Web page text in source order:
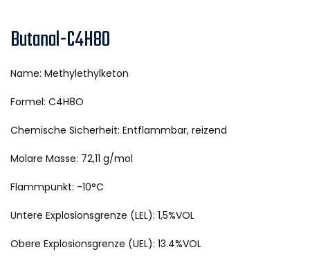
Butanal-C4H8O
Name: Methylethylketon
Formel: C4H8O
Chemische Sicherheit: Entflammbar, reizend
Molare Masse: 72,11 g/mol
Flammpunkt: -10°C
Untere Explosionsgrenze (LEL): 1,5%VOL
Obere Explosionsgrenze (UEL): 13.4%VOL